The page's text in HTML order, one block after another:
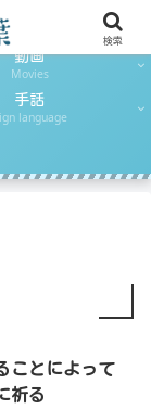
Prayer
動画
Movies
手話
language
ことによって
祈る
検索